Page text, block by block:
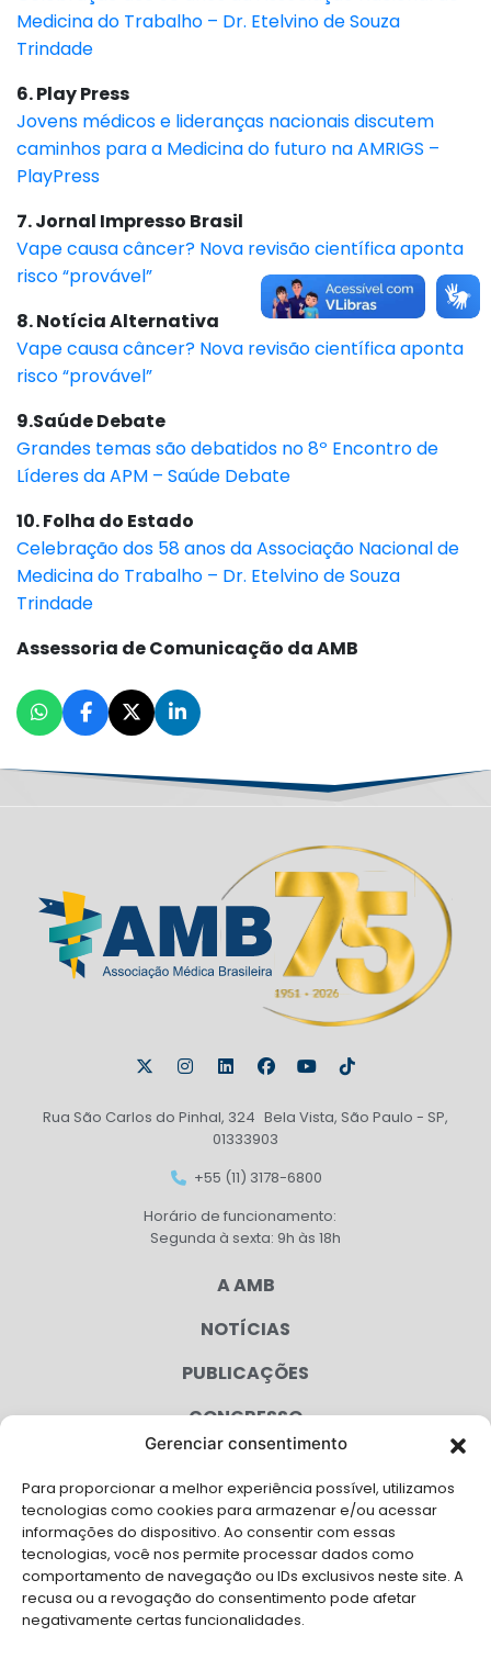
Gerenciar consentimento
Para proporcionar a melhor experiência possível, utilizamos
tecnologias como cookies para armazenar e/ou acessar
informações do dispositivo. Ao consentir com essas
tecnologias, você nos permite processar dados como
comportamento de navegação ou IDs exclusivos neste site. A
recusa ou a revogação do consentimento pode afetar
negativamente certas funcionalidades.
Medicina do Trabalho – Dr. Etelvino de Souza
Trindade
6. Play Press
Jovens médicos e lideranças nacionais discutem
caminhos para a Medicina do futuro na AMRIGS –
PlayPress
7. Jornal Impresso Brasil
Vape causa câncer? Nova revisão científica aponta
risco “provável”
8. Notícia Alternativa
Vape causa câncer? Nova revisão científica aponta
risco “provável”
9.Saúde Debate
Grandes temas são debatidos no 8º Encontro de
Líderes da APM – Saúde Debate
10. Folha do Estado
Celebração dos 58 anos da Associação Nacional de
Medicina do Trabalho – Dr. Etelvino de Souza
Trindade
Assessoria de Comunicação da AMB
Rua São Carlos do Pinhal, 324 Bela Vista, São Paulo - SP,
01333903
+55 (11) 3178-6800
Horário de funcionamento:
Segunda à sexta: 9h às 18h
A AMB
NOTÍCIAS
PUBLICAÇÕES
CONGRESSO
CAMPANHAS
SERVIÇOS
FILIADAS